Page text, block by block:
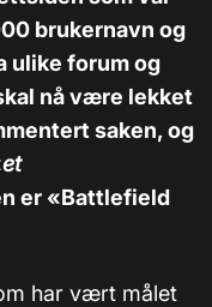
brukernavn og
ulike forum og
nå være lekket
saken, og
et
er «Battlefield
har vært målet